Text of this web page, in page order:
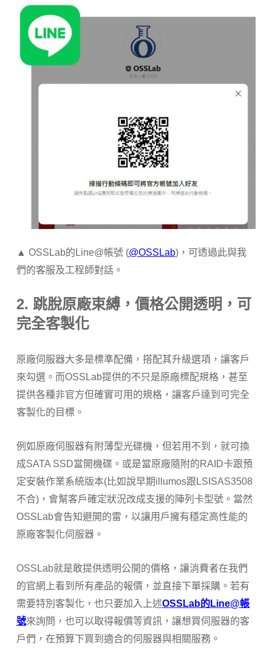
▲ OSSLab的Line@帳號 (@OSSLab)，可透過此與我
們的客服及工程師對話。
2. 跳脫原廠束縛，價格公開透明，可
完全客製化
原廠伺服器大多是標準配備，搭配其升級選項，讓客戶
來勾選。而OSSLab提供的不只是原廠標配規格，甚至
提供各種非官方但確實可用的規格，讓客戶達到可完全
客製化的目標。
例如原廠伺服器有附薄型光碟機，但若用不到，就可換
成SATA SSD當開機碟。或是當原廠隨附的RAID卡跟預
定安裝作業系統版本(比如說早期illumos跟LSISAS3508
不合)，會幫客戶確定狀況改成支援的陣列卡型號。當然
OSSLab會告知避開的雷，以讓用戶擁有穩定高性能的
原廠客製化伺服器。
OSSLab就是敢提供透明公開的價格，讓消費者在我們
的官網上看到所有產品的報價，並直接下單採購。若有
需要特別客製化，也只要加入上述OSSLab的Line@帳
號來詢問，也可以取得報價等資訊，讓想買伺服器的客
戶們，在預算下買到適合的伺服器與相關服務。